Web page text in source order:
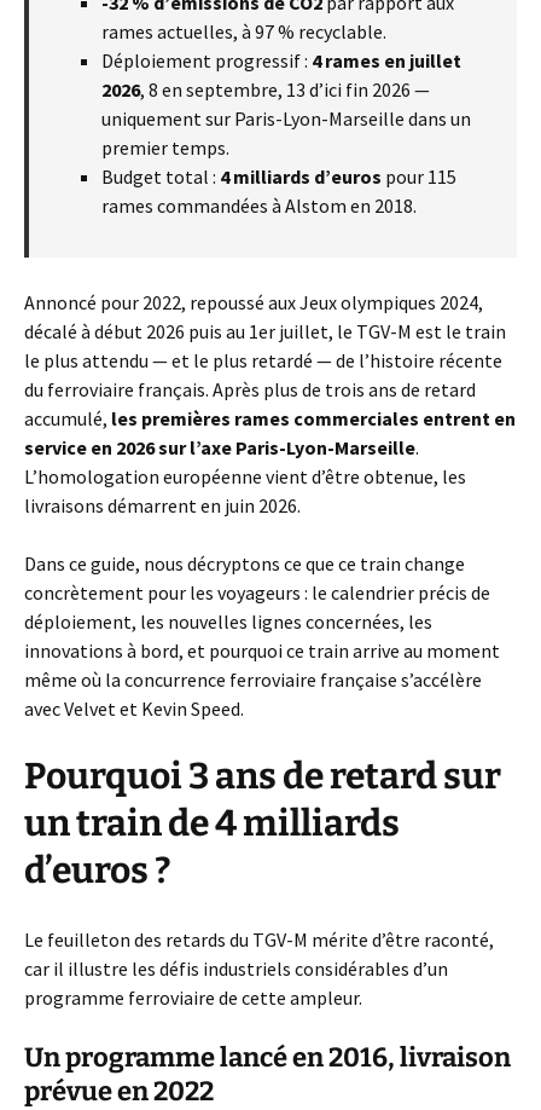
rames actuelles, à 97 % recyclable.
Déploiement progressif : 4 rames en juillet
2026, 8 en septembre, 13 d’ici fin 2026 —
uniquement sur Paris-Lyon-Marseille dans un
premier temps.
Budget total : 4 milliards d’euros pour 115
rames commandées à Alstom en 2018.
Annoncé pour 2022, repoussé aux Jeux olympiques 2024,
décalé à début 2026 puis au 1er juillet, le TGV-M est le train
le plus attendu — et le plus retardé — de l’histoire récente
du ferroviaire français. Après plus de trois ans de retard
accumulé, les premières rames commerciales entrent en
service en 2026 sur l’axe Paris-Lyon-Marseille.
L’homologation européenne vient d’être obtenue, les
livraisons démarrent en juin 2026.
Dans ce guide, nous décryptons ce que ce train change
concrètement pour les voyageurs : le calendrier précis de
déploiement, les nouvelles lignes concernées, les
innovations à bord, et pourquoi ce train arrive au moment
même où la concurrence ferroviaire française s’accélère
avec Velvet et Kevin Speed.
Pourquoi 3 ans de retard sur
un train de 4 milliards
d’euros ?
Le feuilleton des retards du TGV-M mérite d’être raconté,
car il illustre les défis industriels considérables d’un
programme ferroviaire de cette ampleur.
Un programme lancé en 2016, livraison
prévue en 2022